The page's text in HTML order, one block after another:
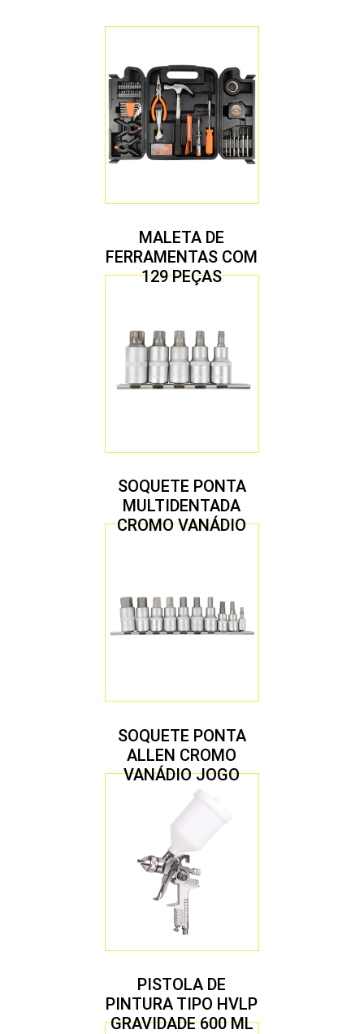
MALETA DE
FERRAMENTAS COM
129 PEÇAS
SOQUETE PONTA
MULTIDENTADA
CROMO VANÁDIO
SOQUETE PONTA
ALLEN CROMO
VANÁDIO JOGO
COM 10 PEÇAS
PISTOLA DE
PINTURA TIPO HVLP
GRAVIDADE 600 ML